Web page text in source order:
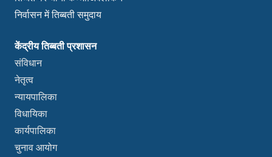
निर्वासन में तिब्बती समुदाय
केंद्रीय तिब्बती प्रशासन
संविधान
नेतृत्व
न्यायपालिका
विधायिका
कार्यपालिका
चुनाव आयोग